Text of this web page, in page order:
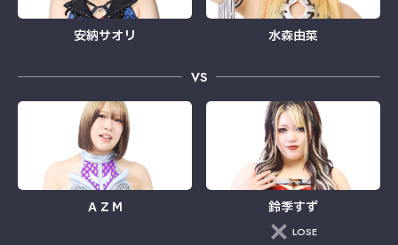
安納サオリ 水森由菜
VS
ＡＺＭ 鈴季すず
LOSE